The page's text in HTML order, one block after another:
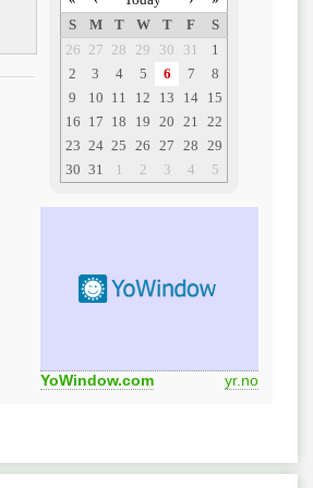
YoWindow.com yr.no